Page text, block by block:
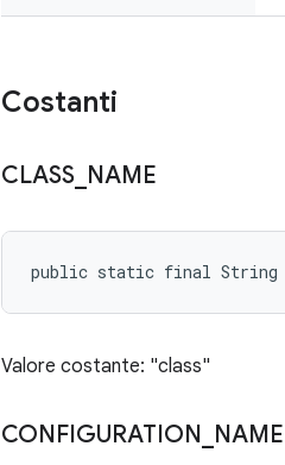
Costanti
CLASS NAME
public static final String
Valore costante: "class"
CONFIGURATION NAME